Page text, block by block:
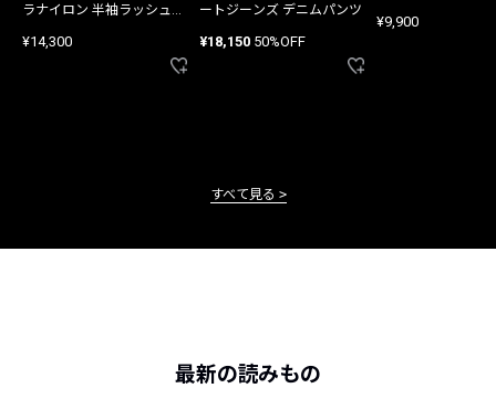
ラナイロン 半袖ラッシュガ
¥14,300
ートジーンズ デニムパンツ
¥18,150 50%OFF
¥9,900
すべて見る
最新の読みもの